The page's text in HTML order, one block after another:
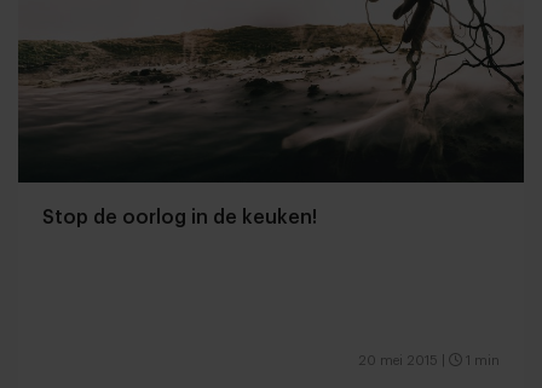
Stop de oorlog in de keuken!
20 mei 2015 1 min